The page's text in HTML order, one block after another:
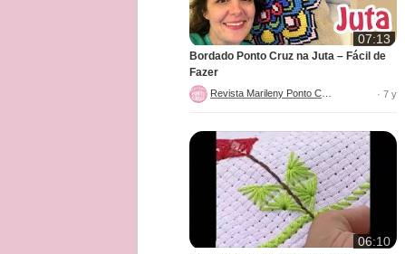
07:13
Bordado Ponto Cruz na Juta – Fácil de
Fazer
· 7 y
06:10